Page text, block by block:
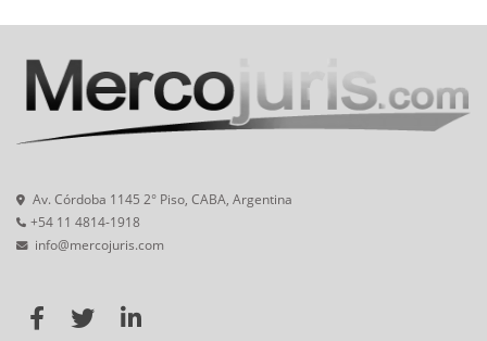
Av. Córdoba 1145 2° Piso, CABA, Argentina
+54 11 4814-1918
info@mercojuris.com